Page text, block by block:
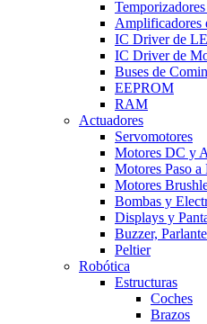
Amplificadores
IC Driver de
IC Driver de
Buses de
EEPROM
RAM
Actuadores
Servomotores
Motores DC y
Motores Paso
Motores
Bombas y
Displays y
Buzzer,
Peltier
Robótica
Estructuras
Coches
Brazos